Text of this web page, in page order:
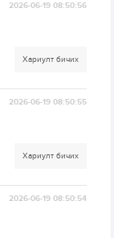
2026-06-19 08:50:56
Хариулт бичих
2026-06-19 08:50:55
Хариулт бичих
2026-06-19 08:50:54